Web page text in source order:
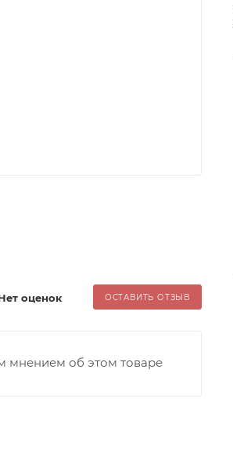
оценок ОСТАВИТЬ ОТЗЫВ
мнением об этом товаре